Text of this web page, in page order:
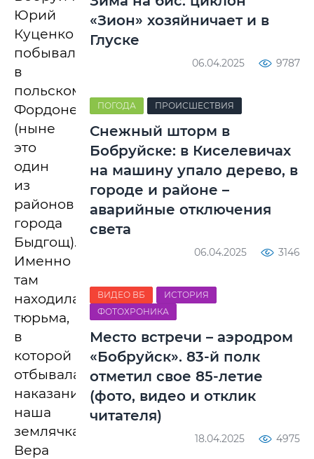
Юрий
Куценко
побывал
в
польском
Фордоне
(ныне
это
один
из
районов
города
Быдгощ).
Именно
там
находилась
тюрьма,
в
которой
отбывала
наказание
наша
землячка
Вера
«Зион» хозяйничает и в
Глуске
06.04.2025 9787
ПОГОДА ПРОИСШЕСТВИЯ
Снежный шторм в
Бобруйске: в Киселевичах
на машину упало дерево, в
городе и районе –
аварийные отключения
света
06.04.2025 3146
ВИДЕО ВБ
ИСТОРИЯ
ФОТОХРОНИКА
Место встречи – аэродром
«Бобруйск». 83-й полк
отметил свое 85-летие
(фото, видео и отклик
читателя)
18.04.2025 4975